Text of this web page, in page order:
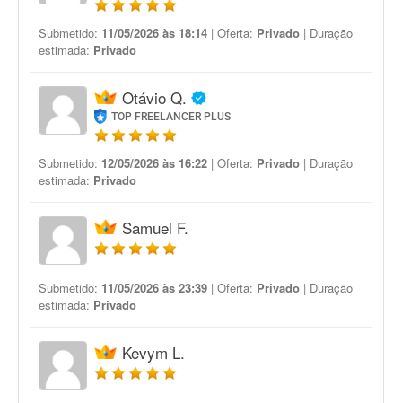
Submetido: 11/05/2026 às 18:14 | Oferta: Privado | Duração
estimada: Privado
Otávio Q.
TOP FREELANCER PLUS
Submetido: 12/05/2026 às 16:22 | Oferta: Privado | Duração
estimada: Privado
Samuel F.
Submetido: 11/05/2026 às 23:39 | Oferta: Privado | Duração
estimada: Privado
Kevym L.